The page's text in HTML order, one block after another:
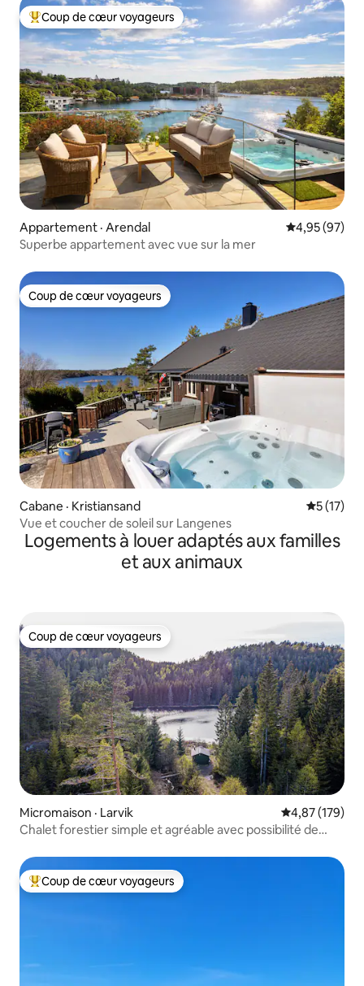
Coup de cœur voyageurs parmi les plus aimés
Coup de cœur voyageurs
Appartement · Arendal Note
4,95 (97)
Superbe appartement avec vue sur la mer
Coup de cœur voyageurs
Coup de cœur voyageurs
Cabane · Kristiansand Note
5 (17)
Vue et coucher de soleil sur Langenes
Logements à louer adaptés aux familles
et aux animaux
Coup de cœur voyageurs
Coup de cœur voyageurs
Micromaison · Larvik Note
4,87 (179)
Chalet forestier simple et agréable avec possibilité de
Coup de cœur voyageurs parmi les plus aimés
Coup de cœur voyageurs